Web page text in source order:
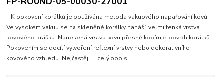
K pokovení korálků je používána metoda vakuového napařování kovů.
Ve vysokém vakuu se na skleněné korálky nanáší velmi tenká vrstva
kovového prášku. Nanesená vrstva kovu přesně kopíruje povrch korálků.
Pokovením se docílí vytvoření reflexní vrstvy nebo dekorativního
kovového vzhledu. Nejčastěji ... celý popis